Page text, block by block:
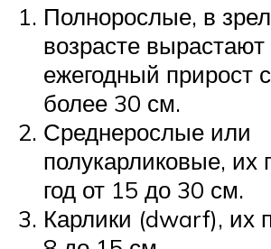
Полнорослые, в
возрасте
ежегодный прирост
более 30 см.
Среднерослые или
полукарликовые, их
год от 15 до 30 см.
Карлики (dwarf), их